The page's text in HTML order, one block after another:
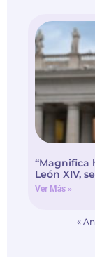
“Magnifica
León XIV,
Ver Más »
«